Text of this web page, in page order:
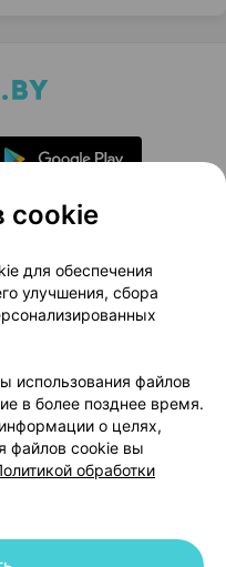
проекта
маркетинг
Доставка
Партнеры
103.by
Cookie
cookie
для обеспечения
улучшения, сбора
использования файлов
в более позднее время.
о целях,
файлов cookie вы
обработки